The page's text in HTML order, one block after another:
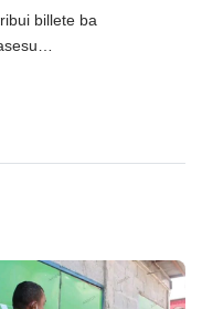
billete ba